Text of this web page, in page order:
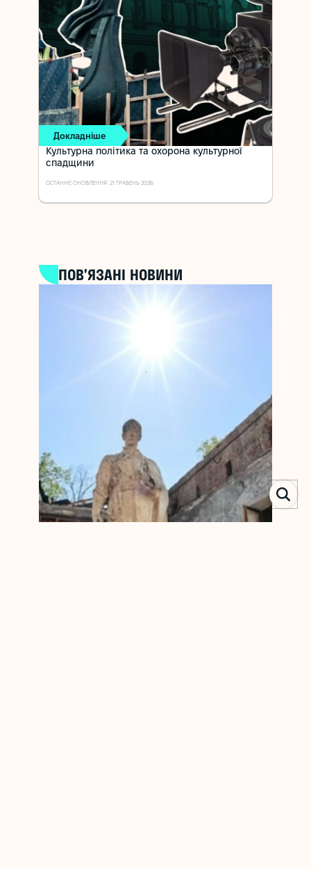
Докладніше
Культурна політика та охорона культурної
спадщини
ОСТАННЄ ОНОВЛЕННЯ: 21 ТРАВЕНЬ 2026
ПОВ’ЯЗАНІ НОВИНИ